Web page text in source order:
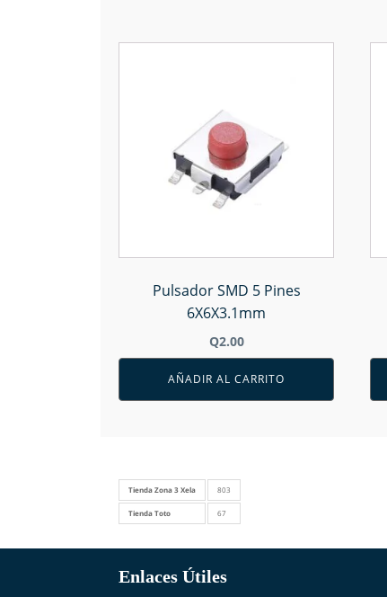
Pulsador SMD 5 Pines
6X6X3.1mm
Q2.00
AÑADIR AL CARRITO
Tienda Zona 3 Xela 803
Tienda Toto 67
Enlaces Útiles